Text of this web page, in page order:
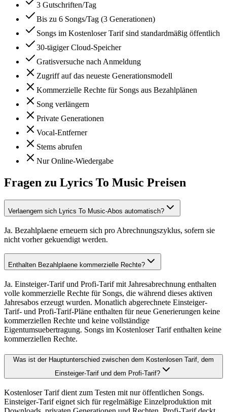
3 Gutschriften/Tag
Bis zu 6 Songs/Tag (3 Generationen)
Songs im Kostenloser Tarif sind standardmäßig öffentlich
30-tägiger Cloud-Speicher
Gratisversuche nach Anmeldung
Zugriff auf das neueste Generationsmodell
Kommerzielle Rechte für Songs aus Bezahlplänen
Song verlängern
Private Generationen
Vocal-Entferner
Stems abrufen
Nur Online-Wiedergabe
Fragen zu Lyrics To Music Preisen
Verlaengern sich Lyrics To Music-Abos automatisch?
Ja. Bezahlplaene erneuern sich pro Abrechnungszyklus, sofern sie
nicht vorher gekuendigt werden.
Enthalten Bezahlplaene kommerzielle Rechte?
Ja. Einsteiger-Tarif und Profi-Tarif mit Jahresabrechnung enthalten
volle kommerzielle Rechte für Songs, die während dieses aktiven
Jahresabos erzeugt wurden. Monatlich abgerechnete Einsteiger-
Tarif- und Profi-Tarif-Pläne enthalten für neue Generierungen keine
kommerziellen Rechte und keine vollständige
Eigentumsuebertragung. Songs im Kostenloser Tarif enthalten keine
kommerziellen Rechte.
Was ist der Hauptunterschied zwischen dem Kostenlosen Tarif, dem
Einsteiger-Tarif und dem Profi-Tarif?
Kostenloser Tarif dient zum Testen mit nur öffentlichen Songs.
Einsteiger-Tarif eignet sich für regelmäßige Einzelproduktion mit